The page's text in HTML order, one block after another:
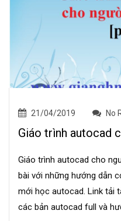
21/04/2019 No
Giáo trình autocad
Giáo trình autocad cho
bài với những hướng dẫn
mới học autocad. Link tải
các bản autocad full và